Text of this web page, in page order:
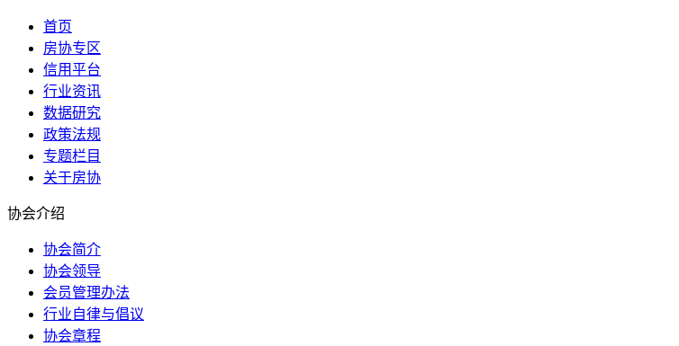
首页
房协专区
信用平台
行业资讯
数据研究
政策法规
专题栏目
关于房协
协会介绍
协会简介
协会领导
会员管理办法
行业自律与倡议
协会章程